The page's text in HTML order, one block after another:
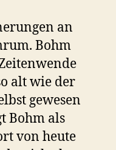
an
Bohm
alt wie der
gewesen
Bohm als
von heute